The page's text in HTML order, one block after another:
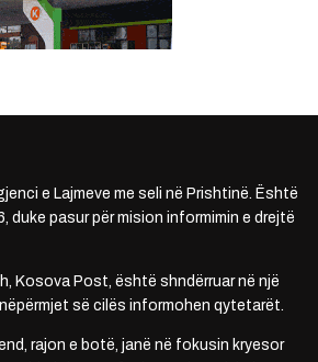
e Lajmeve me seli në Prishtinë. Është
duke pasur për mision informimin e drejtë
Kosova Post, është shndërruar në një
së cilës informohen qytetarët.
rajon e botë, janë në fokusin kryesor